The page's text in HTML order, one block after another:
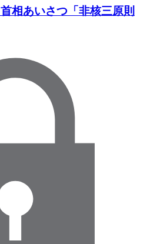
相あいさつ「非核三原則